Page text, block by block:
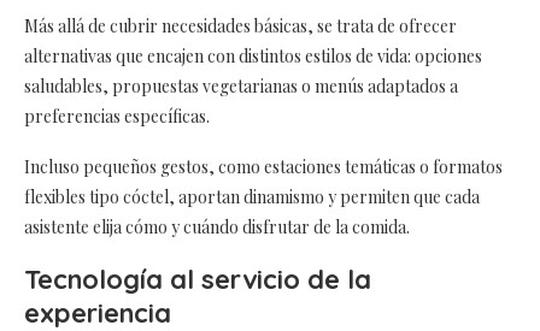
Más allá de cubrir necesidades básicas, se trata de ofrecer
alternativas que encajen con distintos estilos de vida: opciones
saludables, propuestas vegetarianas o menús adaptados a
preferencias específicas.
Incluso pequeños gestos, como estaciones temáticas o formatos
flexibles tipo cóctel, aportan dinamismo y permiten que cada
asistente elija cómo y cuándo disfrutar de la comida.
Tecnología al servicio de la
experiencia